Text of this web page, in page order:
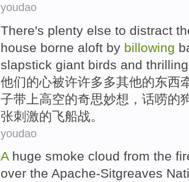
youdao
There's plenty else to distract
house borne aloft by billowing
slapstick giant birds and thrilling
他们的心被许许多多其他的东西
子带上高空的奇思妙想，话唠的
张刺激的飞船战。
youdao
A huge smoke cloud from the
over the Apache-Sitgreaves